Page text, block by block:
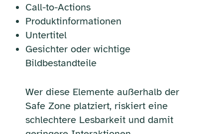
Call-to-Actions
Produktinformationen
Untertitel
Gesichter oder wichtige
Bildbestandteile
Wer diese Elemente außerhalb der
Safe Zone platziert, riskiert eine
schlechtere Lesbarkeit und damit